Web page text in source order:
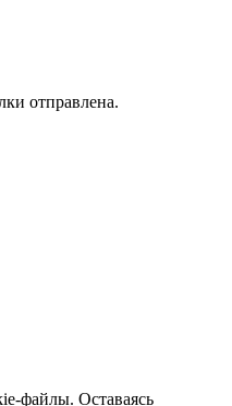
отправлена.
файлы. Оставаясь